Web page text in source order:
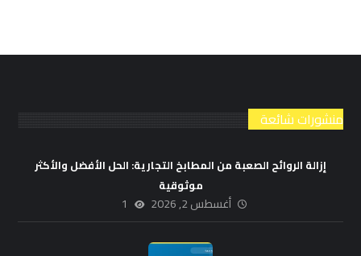
منشورات شائعة
إزالة الروائح الصعبة من المطابخ التجارية: الحل الأفضل والأكثر
موثوقية
أغسطس 2, 2026 1